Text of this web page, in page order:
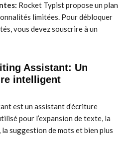
Rocket Typist propose un plan
limitées. Pour débloquer
vous devez souscrire à un
Assistant: Un
intelligent
est un assistant d’écriture
pour l’expansion de texte, la
suggestion de mots et bien plus